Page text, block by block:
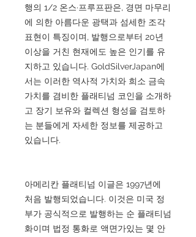
행의 1/2 온스·프루프판은, 경면 마무리
에 의한 아름다운 광택과 섬세한 조각
표현이 특징이며, 발행으로부터 20년
이상을 거친 현재에도 높은 인기를 유
지하고 있습니다. GoldSilverJapan에
서는 이러한 역사적 가치와 희소 금속
가치를 겸비한 플래티넘 코인을 소개하
고 장기 보유와 컬렉션 형성을 검토하
는 분들에게 자세한 정보를 제공하고
있습니다.
아메리칸 플래티넘 이글은 1997년에
처음 발행되었습니다. 이것은 미국 정
부가 공식적으로 발행하는 순 플래티넘
화이며 법정 통화로 액면가있는 몇 안